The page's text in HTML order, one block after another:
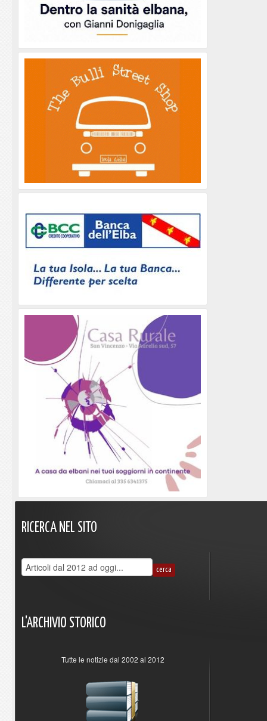
RICERCA NEL SITO
L'ARCHIVIO STORICO
Tutte le notizie dal 2002 al 2012